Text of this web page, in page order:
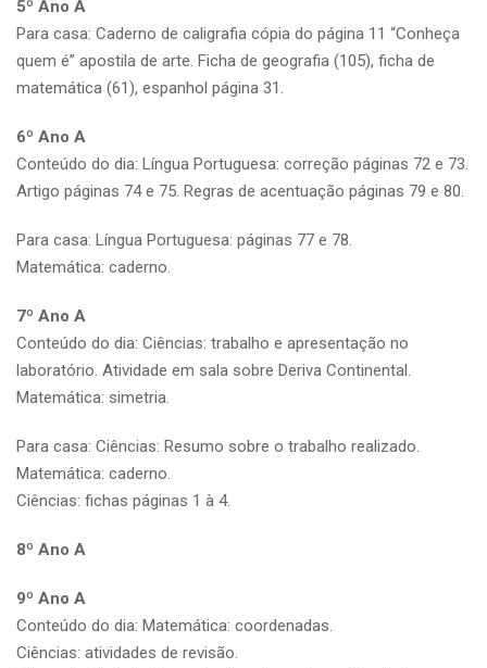
5º Ano A
Para casa: Caderno de caligrafia cópia do página 11 “Conheça
quem é” apostila de arte. Ficha de geografia (105), ficha de
matemática (61), espanhol página 31.
6º Ano A
Conteúdo do dia: Língua Portuguesa: correção páginas 72 e 73.
Artigo páginas 74 e 75. Regras de acentuação páginas 79 e 80.
Para casa: Língua Portuguesa: páginas 77 e 78.
Matemática: caderno.
7º Ano A
Conteúdo do dia: Ciências: trabalho e apresentação no
laboratório. Atividade em sala sobre Deriva Continental.
Matemática: simetria.
Para casa: Ciências: Resumo sobre o trabalho realizado.
Matemática: caderno.
Ciências: fichas páginas 1 à 4.
8º Ano A
9º Ano A
Conteúdo do dia: Matemática: coordenadas.
Ciências: atividades de revisão.